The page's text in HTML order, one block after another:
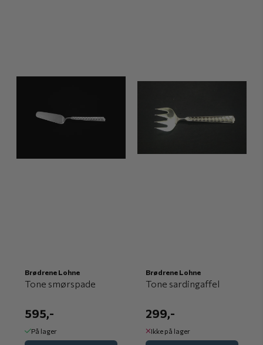
Brødrene Lohne
Tone smørspade
595,-
På lager
Brødrene Lohne
Tone sardingaffel
299,-
Ikke på lager